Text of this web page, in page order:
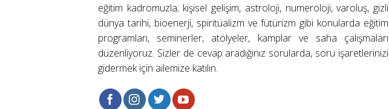
eğitim kadromuzla; kişisel gelişim, astroloji, numeroloji, varoluş, gizli
dünya tarihi, bioenerji, spiritüalizm ve fütürizm gibi konularda eğitim
programları, seminerler, atölyeler, kamplar ve saha çalışmaları
düzenliyoruz. Sizler de cevap aradığınız sorularda, soru işaretlerinizi
gidermek için ailemize katılın.